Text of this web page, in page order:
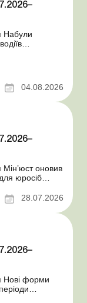
Набули
до стр...
04.08.2026
Мін’юст оновив
юросіб
У
що потрібно
28.07.2026
Нові форми